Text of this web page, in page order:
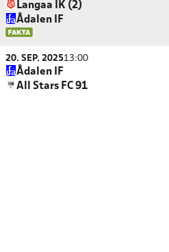
Langaa IK (2)
Ådalen IF
20. SEP. 202513:00
Ådalen IF
All Stars FC 91